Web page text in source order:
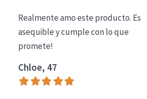
Limpieza
COLECCIÓN
Essentials
Lift+
Realmente amo este producto. Es
asequible y cumple con lo que
promete!
Chloe, 47